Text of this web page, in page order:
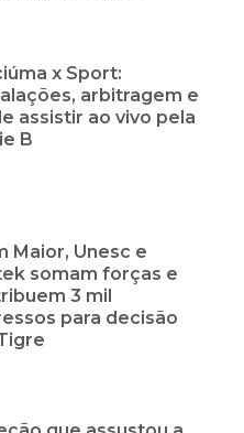
x Sport:
arbitragem e
assistir ao vivo pela
B
Maior, Unesc e
somam forças e
3 mil
para decisão